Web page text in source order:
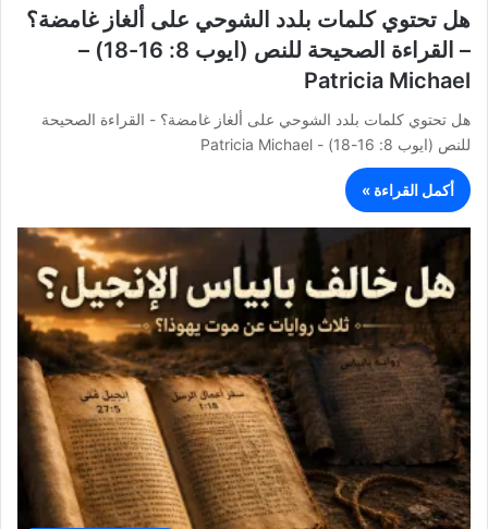
هل تحتوي كلمات بلدد الشوحي على ألغاز غامضة؟
– القراءة الصحيحة للنص (ايوب 8: 16-18) –
Patricia Michael
هل تحتوي كلمات بلدد الشوحي على ألغاز غامضة؟ - القراءة الصحيحة
للنص (ايوب 8: 16-18) - Patricia Michael
أكمل القراءة »